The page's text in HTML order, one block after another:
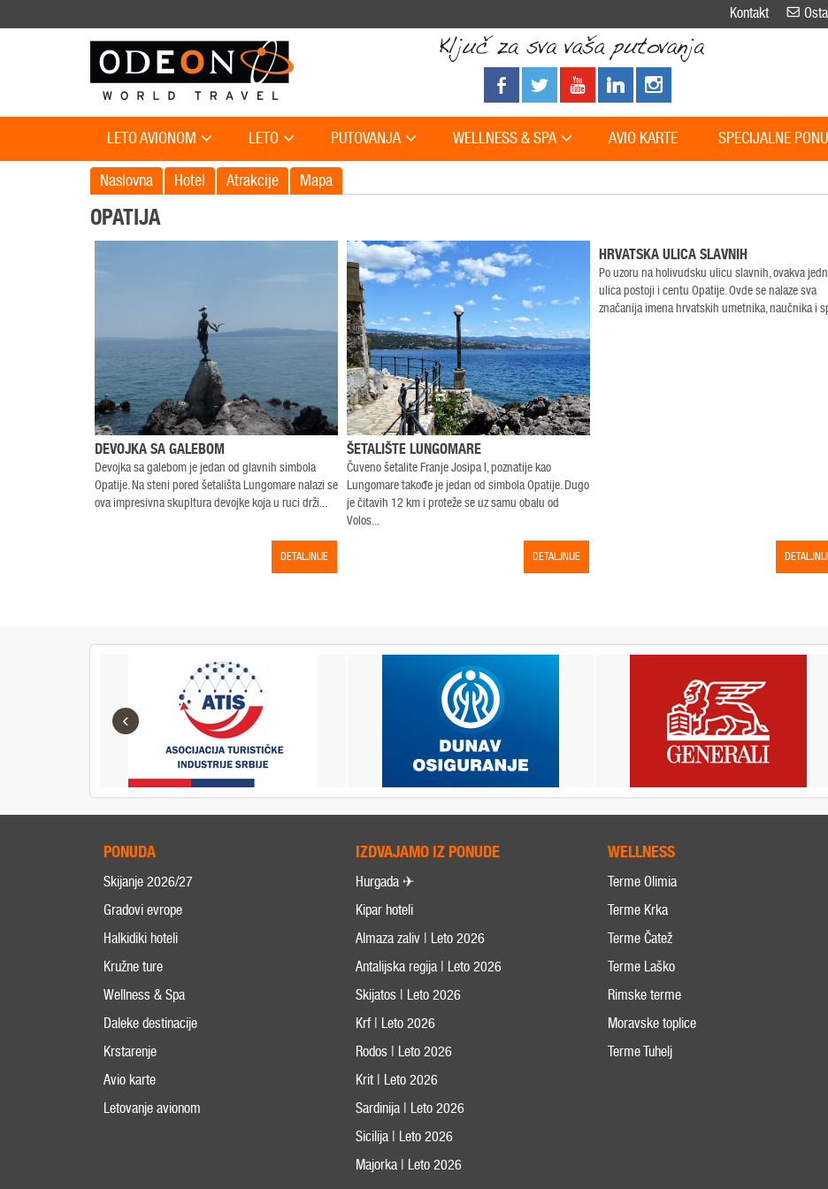
Kontakt
LETO AVIONOM LETO PUTOVANJA WELLNESS & SPA AVIO KARTE SPECIJALNE
Naslovna Hotel Atrakcije Mapa
OPATIJA
DEVOJKA SA GALEBOM
Devojka sa galebom je jedan od glavnih simbola
Opatije. Na steni pored šetališta Lungomare nalazi se
ova impresivna skupltura devojke koja u ruci drži...
DETALJNIJE
ŠETALIŠTE LUNGOMARE
Čuveno šetalite Franje Josipa I, poznatije kao
Lungomare takođe je jedan od simbola Opatije. Dugo
je čitavih 12 km i proteže se uz samu obalu od
Volos...
DETALJNIJE
HRVATSKA ULICA SLAVNIH
Po uzoru na holivudsku ulicu slavnih, ovakva
ulica postoji i centu Opatije. Ovde se nalaze sva
značanija imena hrvatskih umetnika, naučnika i
‹
PONUDA
Skijanje 2026/27
Gradovi evrope
Halkidiki hoteli
Kružne ture
Wellness & Spa
Daleke destinacije
Krstarenje
Avio karte
Letovanje avionom
IZDVAJAMO IZ PONUDE
Hurgada ✈
Kipar hoteli
Almaza zaliv | Leto 2026
Antalijska regija | Leto 2026
Skijatos | Leto 2026
Krf | Leto 2026
Rodos | Leto 2026
Krit | Leto 2026
Sardinija | Leto 2026
Sicilija | Leto 2026
Majorka | Leto 2026
WELLNESS
Terme Olimia
Terme Krka
Terme Čatež
Terme Laško
Rimske terme
Moravske toplice
Terme Tuhelj